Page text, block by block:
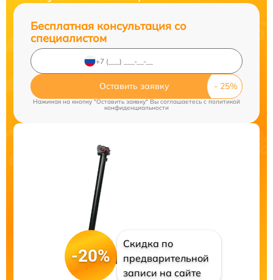
Бесплатная консультация со
специалистом
Оставить заявку
Нажимая на кнопку "Оставить заявку" Вы соглашаетесь c политикой
конфиденциальности
-20%
Скидка по
предварительной
записи на сайте